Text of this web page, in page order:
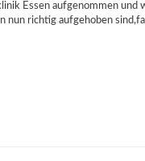
Essen aufgenommen
richtig aufgehoben